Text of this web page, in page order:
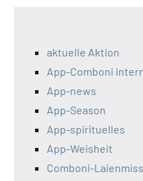
aktuelle Aktion
App-Comboni
App-news
App-Season
App-spirituelles
App-Weisheit
Comboni-